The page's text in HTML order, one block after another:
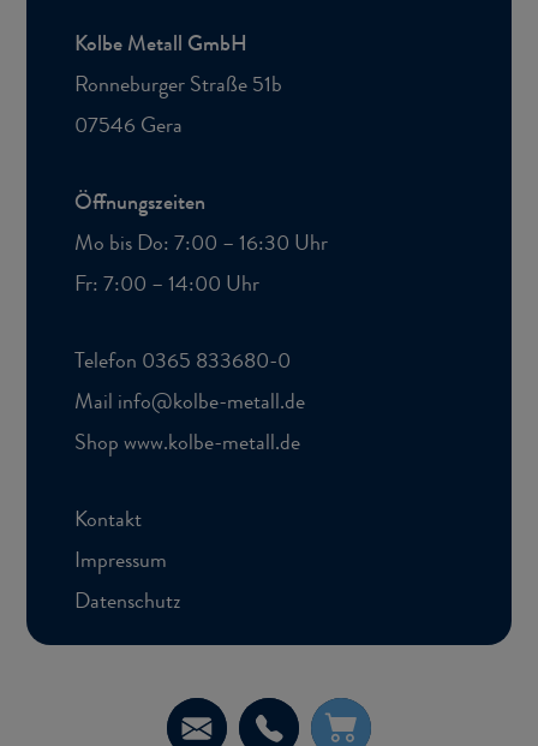
E-​ Tel. Sh
Kolbe Me­tall GmbH
Ron­ne­bur­ger Stra­ße 51b
07546 Gera
Öff­nungs­zei­ten
Mo bis Do: 7:00 – 16:30 Uhr
Fr: 7:00 – 14:00 Uhr
Te­le­fon 0365 833680-​0
Mail info@kolbe-​metall.de
Shopwww.kolbe-​metall.de
Kon­takt
Im­pres­sum
Da­ten­schutz